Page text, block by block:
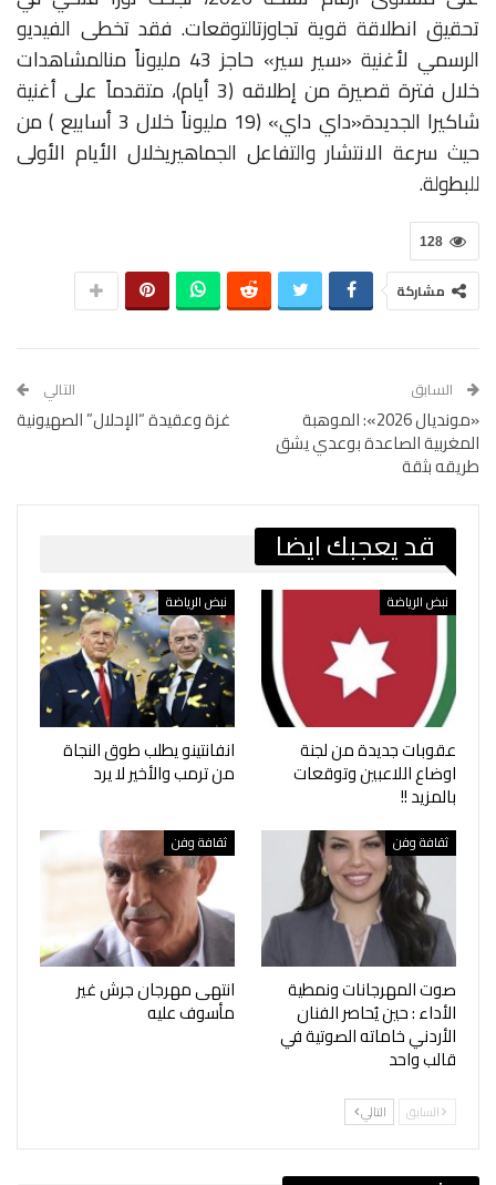
تحقيق انطلاقة قوية تجاوزتالتوقعات. فقد تخطى الفيديو
الرسمي لأغنية «سير سير» حاجز مليوناً منالمشاهدات
خلال فترة قصيرة من إطلاقه (
3 أيام)، متقدماً على أغنية
شاكيرا الجديدة«داي داي»
(
19 مليوناً خلال3 أسابيع )من
حيث سرعة الانتشار والتفاعل الجماهيريخلال الأيام الأولى
للبطولة.
128
مشاركة
السابق
«مونديال 2026»: الموهبة
المغربية الصاعدة بوعدي يشق
طريقه بثقة
التالي
غزة وعقيدة “الإحلال” الصهيونية
قد يعجبك ايضا
نبض الرياضة
عقوبات جديدة من لجنة
اوضاع اللاعبين وتوقعات
بالمزيد !!
نبض الرياضة
انفانتينو يطلب طوق النجاة
من ترمب والأخير لا يرد
ثقافة وفن
صوت المهرجانات ونمطية
الأداء : حين يُحاصر الفنان
الأردني خاماته الصوتية في
قالب واحد
ثقافة وفن
انتهى مهرجان جرش غير
مأسوف عليه
السابق التالي